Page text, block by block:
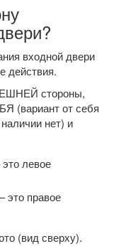
входной двери
действия.
стороны,
(вариант от себя
нет) и
левое
это правое
(вид сверху).